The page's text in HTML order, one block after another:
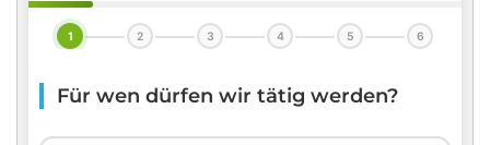
1 2 3 4 5 6
Für wen dürfen wir tätig werden?